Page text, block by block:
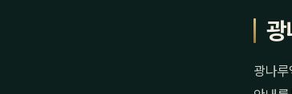
광
광나